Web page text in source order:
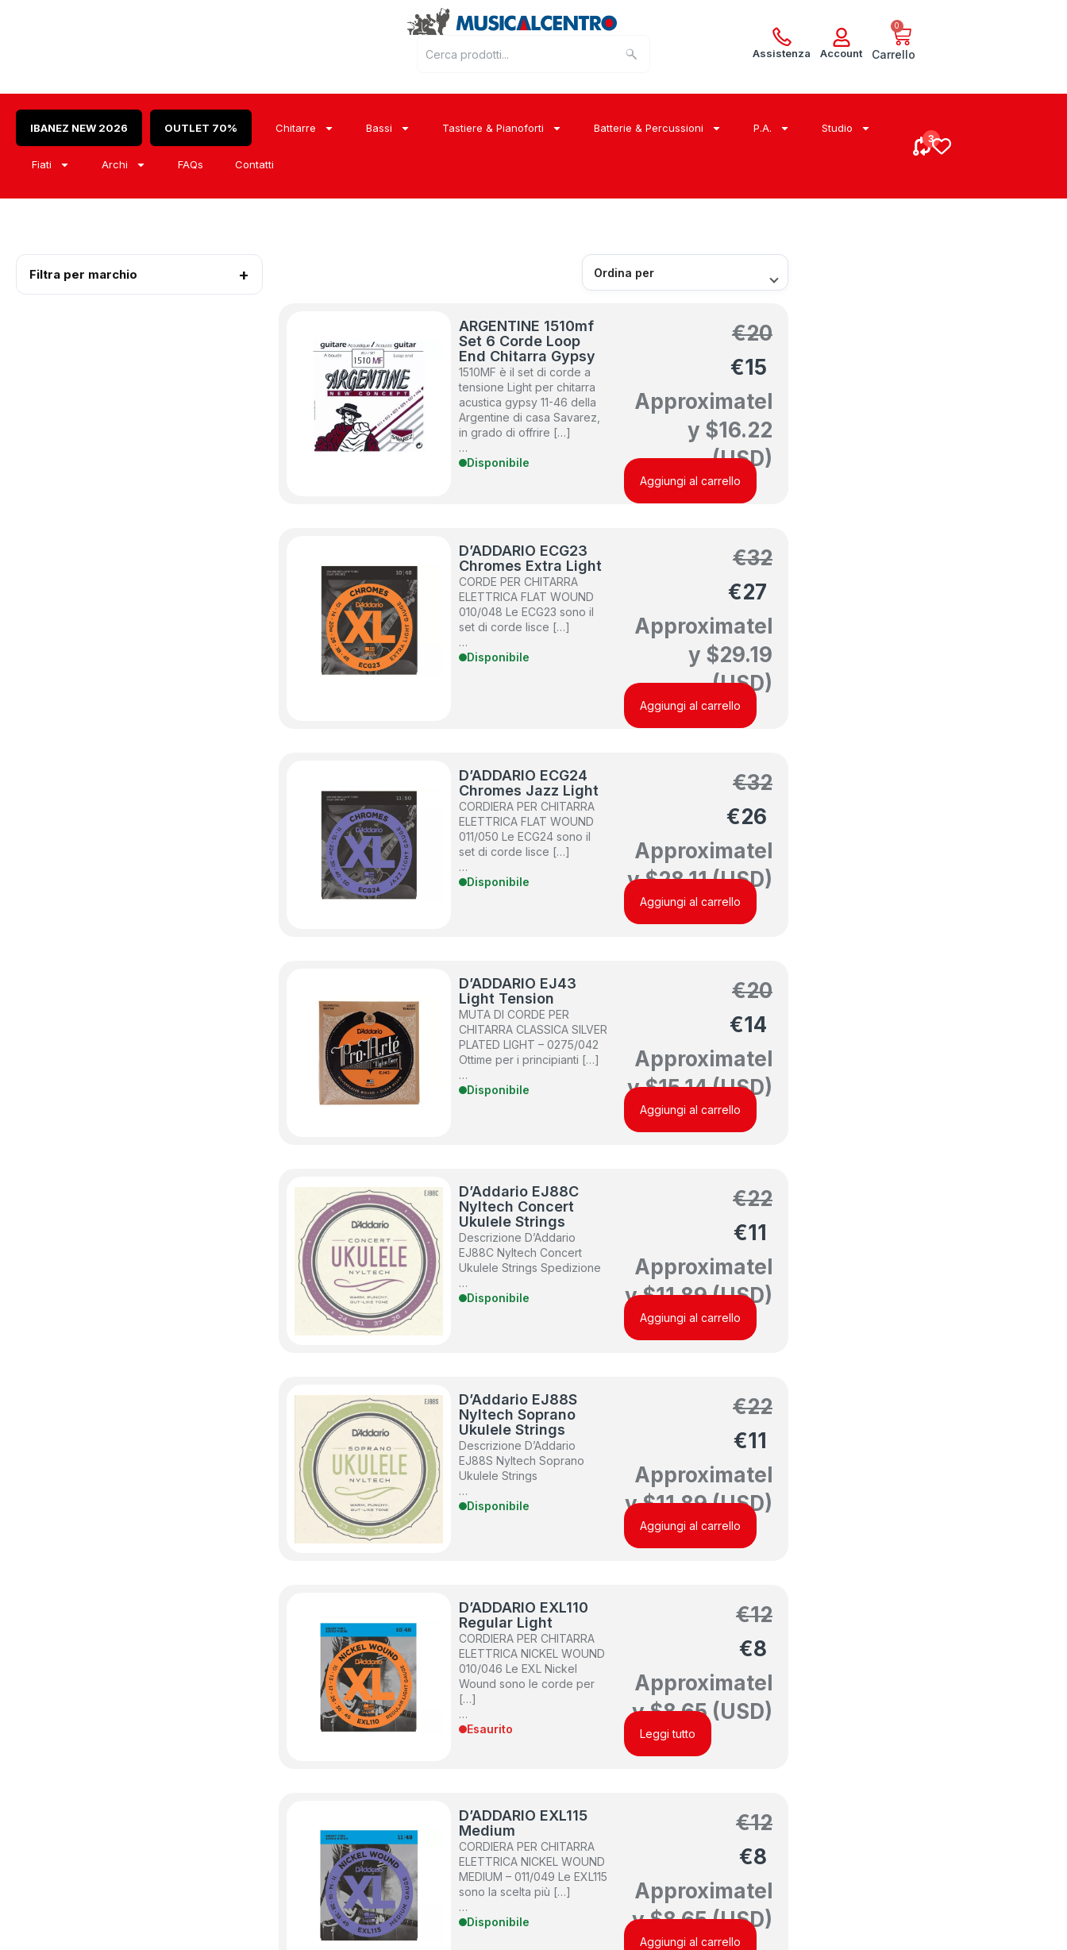
Assistenza Account
0
Carrello
IBANEZ NEW 2026 OUTLET 70% Chitarre Bassi Tastiere & Pianoforti Batterie & Percussioni P.A. Studio
Fiati Archi FAQs Contatti
Filtra per marchio
ARGENTINE 1510mf
Set 6 Corde Loop
End Chitarra Gypsy
1510MF è il set di corde a
tensione Light per chitarra
acustica gypsy 11-46 della
Argentine di casa Savarez,
in grado di offrire […]
…
Disponibile
€20
€15
Approximatel
y $16.22
(USD)
Aggiungi al carrello
D’ADDARIO ECG23
Chromes Extra Light
CORDE PER CHITARRA
ELETTRICA FLAT WOUND
010/048 Le ECG23 sono il
set di corde lisce […]
…
Disponibile
€32
€27
Approximatel
y $29.19
(USD)
Aggiungi al carrello
D’ADDARIO ECG24
Chromes Jazz Light
CORDIERA PER CHITARRA
ELETTRICA FLAT WOUND
011/050 Le ECG24 sono il
set di corde lisce […]
…
Disponibile
€32
€26
Approximatel
y$28.11(USD)
Aggiungi al carrello
D’ADDARIO EJ43
Light Tension
MUTA DI CORDE PER
CHITARRA CLASSICA SILVER
PLATED LIGHT – 0275/042
Ottime per i principianti […]
…
Disponibile
€20
€14
Approximatel
y$15.14(USD)
Aggiungi al carrello
D’Addario EJ88C
Nyltech Concert
Ukulele Strings
Descrizione D’Addario
EJ88C Nyltech Concert
Ukulele Strings Spedizione
…
Disponibile
€22
€11
Approximatel
y$11.89(USD)
Aggiungi al carrello
D’Addario EJ88S
Nyltech Soprano
Ukulele Strings
Descrizione D’Addario
EJ88S Nyltech Soprano
Ukulele Strings
…
Disponibile
€22
€11
Approximatel
y$11.89(USD)
Aggiungi al carrello
D’ADDARIO EXL110
Regular Light
CORDIERA PER CHITARRA
ELETTRICA NICKEL WOUND
010/046 Le EXL Nickel
Wound sono le corde per
[…]
…
Esaurito
€12
€8
Approximatel
y$8.65(USD)
Leggi tutto
D’ADDARIO EXL115
Medium
CORDIERA PER CHITARRA
ELETTRICA NICKEL WOUND
MEDIUM – 011/049 Le EXL115
sono la scelta più […]
…
Disponibile
€12
€8
Approximatel
y$8.65(USD)
Aggiungi al carrello